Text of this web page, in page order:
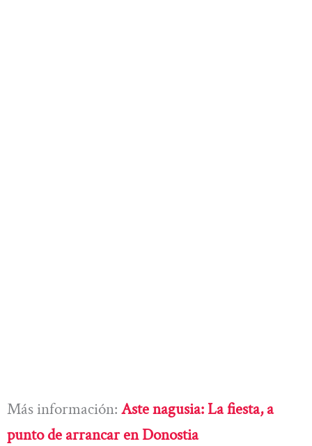
Más información: Aste nagusia: La fiesta, a
punto de arrancar en Donostia